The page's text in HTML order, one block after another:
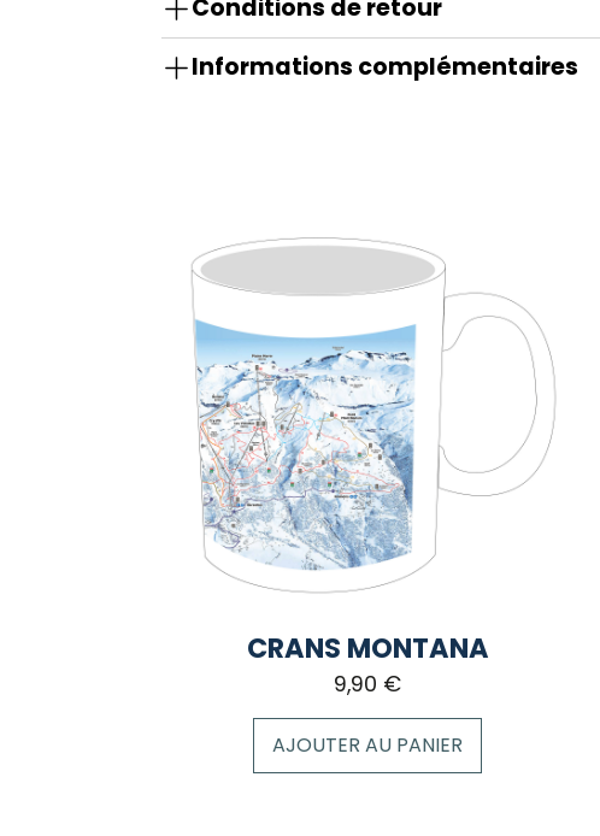
Conditions de retour
Informations complémentaires
CRANS MONTANA
9,90 €
AJOUTER AU PANIER